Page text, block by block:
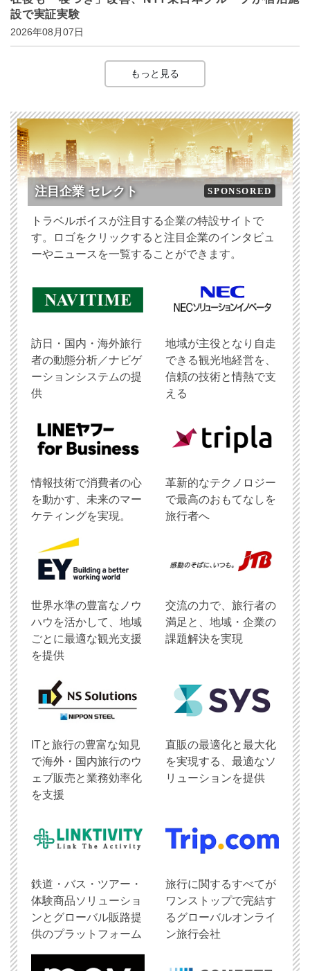
設で実証実験
2026年08月07日
もっと見る
注目企業 セレクト SPONSORED
トラベルボイスが注目する企業の特設サイトで
す。ロゴをクリックすると注目企業のインタビュ
ーやニュースを一覧することができます。
訪日・国内・海外旅行
者の動態分析／ナビゲ
ーションシステムの提
供
地域が主役となり自走
できる観光地経営を、
信頼の技術と情熱で支
える
情報技術で消費者の心
を動かす、未来のマー
ケティングを実現。
革新的なテクノロジー
で最高のおもてなしを
旅行者へ
世界水準の豊富なノウ
ハウを活かして、地域
ごとに最適な観光支援
を提供
交流の力で、旅行者の
満足と、地域・企業の
課題解決を実現
ITと旅行の豊富な知見
で海外・国内旅行のウ
ェブ販売と業務効率化
を支援
直販の最適化と最大化
を実現する、最適なソ
リューションを提供
鉄道・バス・ツアー・
体験商品ソリューショ
ンとグローバル販路提
供のプラットフォーム
旅行に関するすべてが
ワンストップで完結す
るグローバルオンライ
ン旅行会社